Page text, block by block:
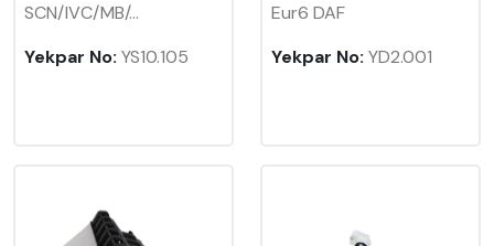
SCN/IVC/MB/...
Yekpar No: YS10.105
Eur6 DAF
Yekpar No: YD2.001